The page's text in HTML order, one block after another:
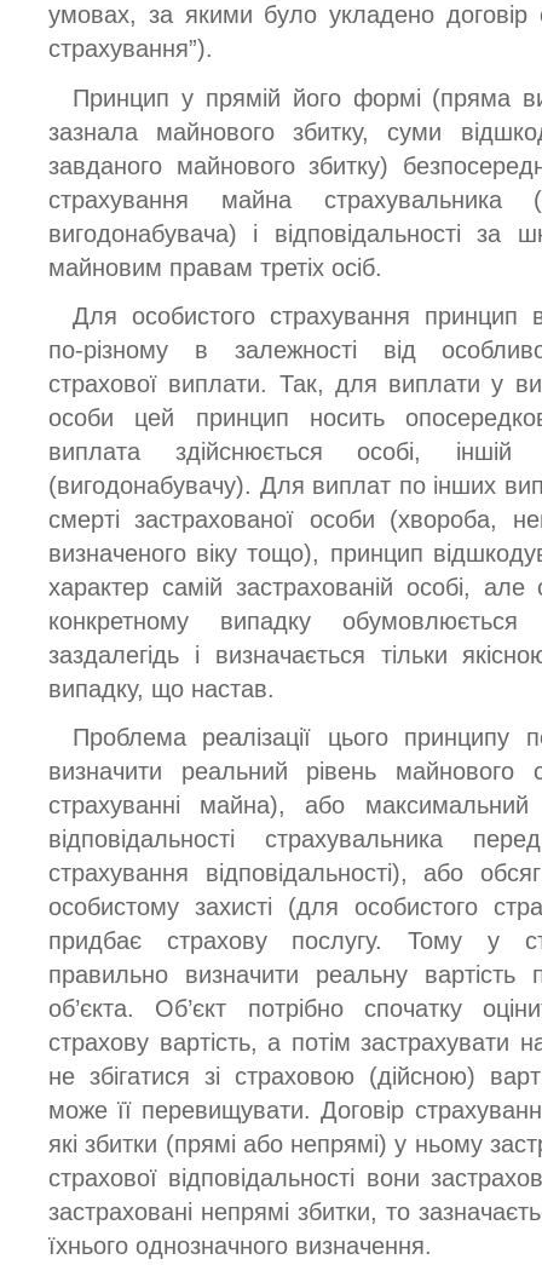
умовах, за якими було укладено
страхування”).
Принцип у прямій його формі (пряма
зазнала майнового збитку, суми
завданого майнового збитку)
страхування майна страхувальника
вигодонабувача) і відповідальності за
майновим правам третіх осіб.
Для особистого страхування принцип
по-різному в залежності від
страхової виплати. Так, для виплати у
особи цей принцип носить
виплата здійснюється особі, іншій
(вигодонабувачу). Для виплат по інших
смерті застрахованої особи (хвороба,
визначеного віку тощо), принцип
характер самій застрахованій особі,
конкретному випадку
заздалегідь і визначається тільки
випадку, що настав.
Проблема реалізації цього
визначити реальний рівень майнового
страхуванні майна), або
відповідальності страхувальника
страхування відповідальності), або
особистому захисті (для особистого
придбає страхову послугу. Тому у
правильно визначити реальну вартість
об’єкта. Об’єкт потрібно спочатку
страхову вартість, а потім застрахувати
не збігатися зі страховою (дійсною)
може її перевищувати. Договір
які збитки (прямі або непрямі) у ньому
страхової відповідальності вони
застраховані непрямі збитки, то
їхнього однозначного визначення.